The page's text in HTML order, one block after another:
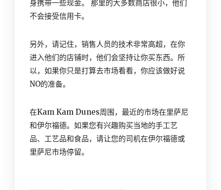
身携带一些现金。 那里的大多数商店很小，他们
不会接受信用卡。
另外，请记住，销售人员的技术非常高超，在你
进入他们的店铺时，他们会坚持让你买东西。所
以，如果你只是打算去市场看看，你应该做好说
NO的准备。
在Kam Kam Dunes周围，最近的市场在里萨尼
和伊尔福德。如果您有兴趣购买当地的手工艺
品、工艺品和食品，请让您的司机在伊尔福德或
里萨尼市场停留。